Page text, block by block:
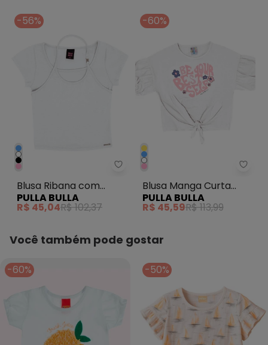
-56%
Pulla Bulla - Blusa Ribana com
Blusa Ribana com
Elastano Leve Branco
PULLA BULLA
R$ 45,04R$ 102,37
-60%
Blusa Manga Curta
Menina Branco
PULLA BULLA
R$ 45,59R$ 113,99
Você também pode gostar
-60% -50%